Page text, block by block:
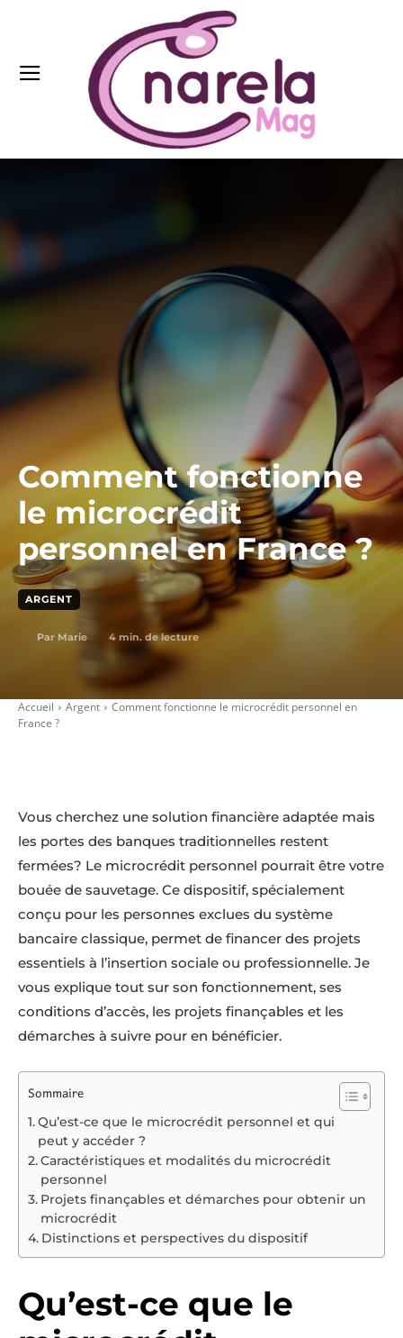
Comment fonctionne
le microcrédit
personnel en France ?
ARGENT
Par Marie 4 min. de lecture
Accueil Argent
Comment fonctionne le microcrédit personnel en
France ?
Vous cherchez une solution financière adaptée mais
les portes des banques traditionnelles restent
fermées? Le microcrédit personnel pourrait être votre
bouée de sauvetage. Ce dispositif, spécialement
conçu pour les personnes exclues du système
bancaire classique, permet de financer des projets
essentiels à l’insertion sociale ou professionnelle. Je
vous explique tout sur son fonctionnement, ses
conditions d’accès, les projets finançables et les
démarches à suivre pour en bénéficier.
Sommaire
Qu’est-ce que le microcrédit personnel et qui
peut y accéder ?
Caractéristiques et modalités du microcrédit
personnel
Projets finançables et démarches pour obtenir un
microcrédit
Distinctions et perspectives du dispositif
Qu’est-ce que le